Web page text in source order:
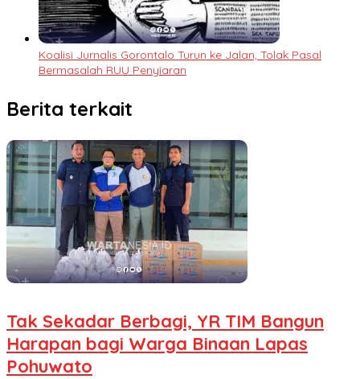
Koalisi Jurnalis Gorontalo Turun ke Jalan, Tolak Pasal
Bermasalah RUU Penyiaran
Berita terkait
Tak Sekadar Berbagi, YR TIM Bangun
Harapan bagi Warga Binaan Lapas
Pohuwato